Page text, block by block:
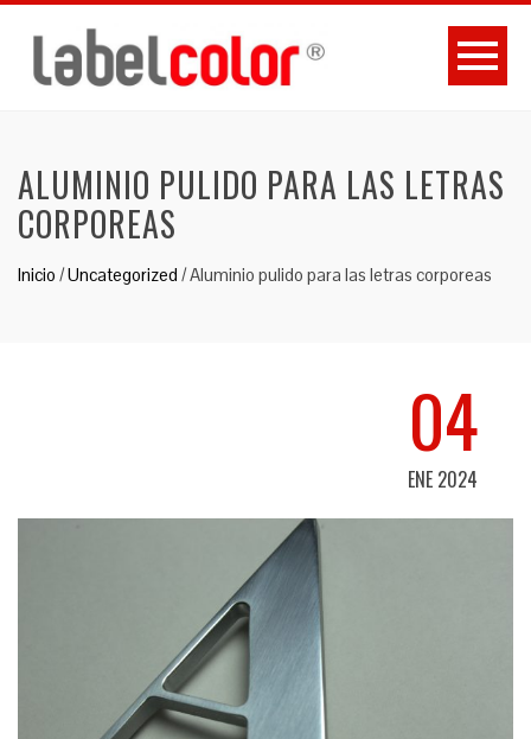
ALUMINIO PULIDO PARA LAS LETRAS
CORPOREAS
Inicio /Uncategorized /Aluminio pulido para las letras corporeas
04
ENE 2024